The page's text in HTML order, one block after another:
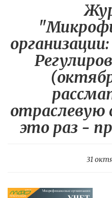
отраслевую
это раз -
31